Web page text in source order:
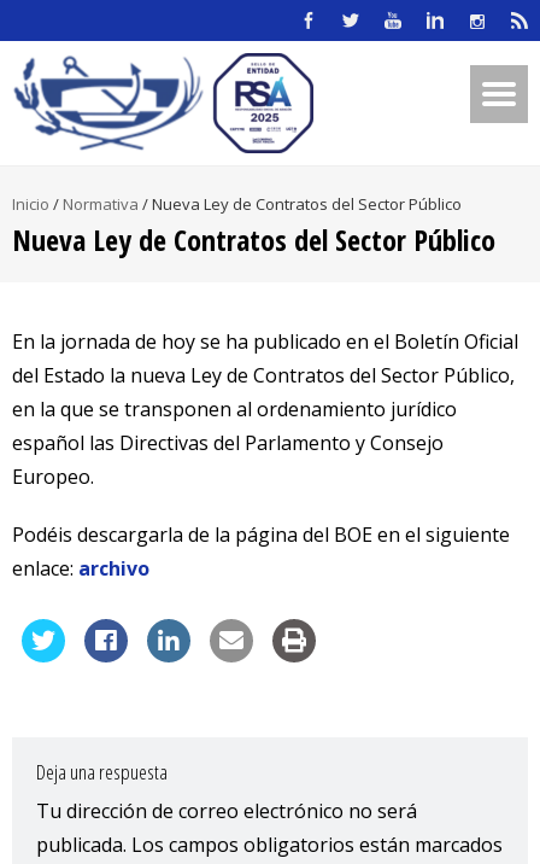
Inicio / Normativa /Nueva Ley de Contratos del Sector Público
Nueva Ley de Contratos del Sector Público
En la jornada de hoy se ha publicado en el Boletín Oficial
del Estado la nueva Ley de Contratos del Sector Público,
en la que se transponen al ordenamiento jurídico
español las Directivas del Parlamento y Consejo
Europeo.
Podéis descargarla de la página del BOE en el siguiente
enlace: archivo
Deja una respuesta
Tu dirección de correo electrónico no será
publicada. Los campos obligatorios están marcados